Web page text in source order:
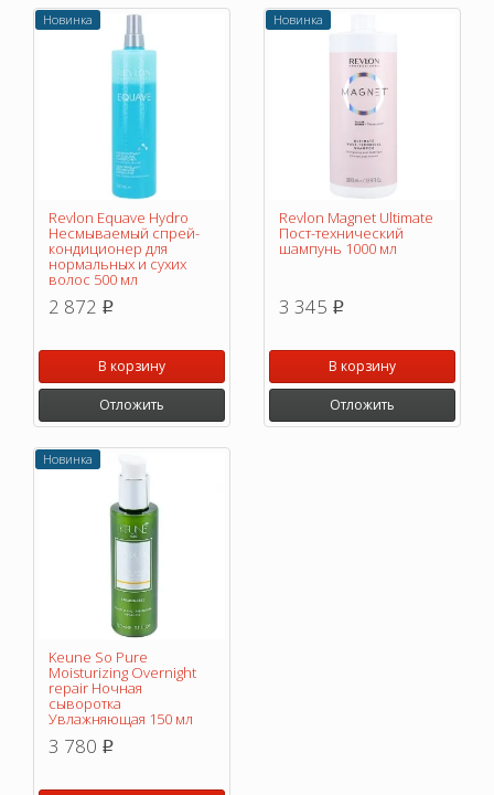
Новинка
Revlon Equave Hydro
Несмываемый спрей-
кондиционер для
нормальных и сухих
волос 500 мл
2 872 p
В корзину
Отложить
Новинка
Revlon Magnet Ultimate
Пост-технический
шампунь 1000 мл
3 345 p
В корзину
Отложить
Новинка
Keune So Pure
Moisturizing Overnight
repair Ночная
сыворотка
Увлажняющая 150 мл
3 780 p